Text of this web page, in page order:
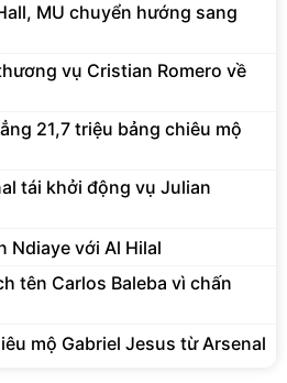
MU chuyển hướng sang
vụ Cristian Romero về
21,7 triệu bảng chiêu mộ
tái khởi động vụ Julian
Ndiaye với Al Hilal
tên Carlos Baleba vì chấn
mộ Gabriel Jesus từ Arsenal